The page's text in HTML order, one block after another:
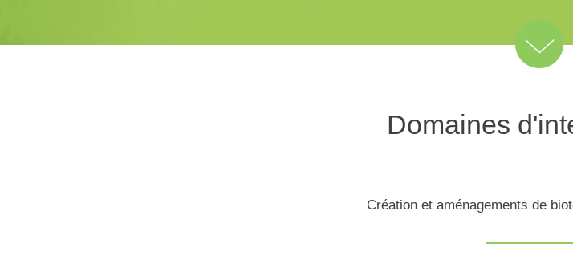
Domaines
Création et aménagements de